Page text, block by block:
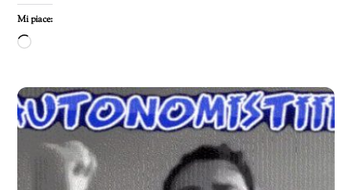
Mi piace:
Caricamento
corso…